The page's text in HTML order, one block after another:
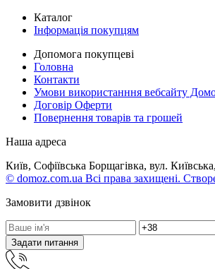
Каталог
Інформація покупцям
Допомога покупцеві
Головна
Контакти
Умови використанння вебсайту
Договір Оферти
Повернення товарів та грошей
Наша адреса
Київ, Софіївська Борщагівка, вул.
© domoz.com.ua Всі права захищені.
Замовити дзвінок
Задати питання